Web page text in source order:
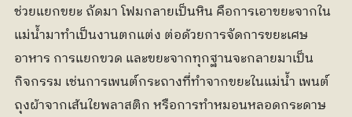
ช่วยแยกขยะ ถัดมา โฟมกลายเป็นหิน คือการเอาขยะจากใน
แม่น้ำมาทำเป็นงานตกแต่ง ต่อด้วยการจัดการขยะเศษ
อาหาร การแยกขวด และขยะจากทุกฐานจะกลายมาเป็น
กิจกรรม เช่นการเพนต์กระถางที่ทำจากขยะในแม่น้ำ เพนต์
ถุงผ้าจากเส้นใยพลาสติก หรือการทำหมอนหลอดกระดาษ